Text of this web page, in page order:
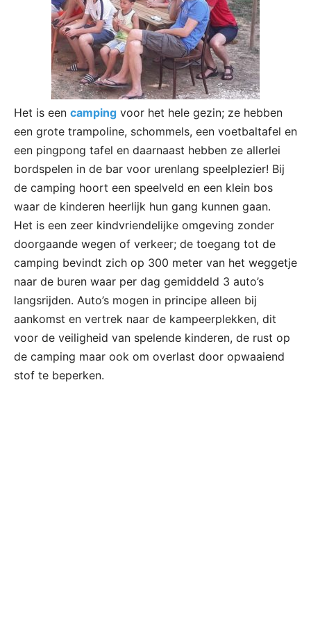
Het is een camping voor het hele gezin; ze hebben
een grote trampoline, schommels, een voetbaltafel en
een pingpong tafel en daarnaast hebben ze allerlei
bordspelen in de bar voor urenlang speelplezier! Bij
de camping hoort een speelveld en een klein bos
waar de kinderen heerlijk hun gang kunnen gaan.
Het is een zeer kindvriendelijke omgeving zonder
doorgaande wegen of verkeer; de toegang tot de
camping bevindt zich op 300 meter van het weggetje
naar de buren waar per dag gemiddeld 3 auto’s
langsrijden. Auto’s mogen in principe alleen bij
aankomst en vertrek naar de kampeerplekken, dit
voor de veiligheid van spelende kinderen, de rust op
de camping maar ook om overlast door opwaaiend
stof te beperken.